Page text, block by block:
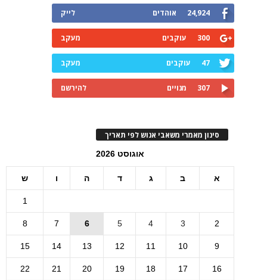
24,924 אוהדים לייק
300 עוקבים מעקב
47 עוקבים מעקב
307 מנויים להירשם
סינון מאמרי משאבי אנוש לפי תאריך
אוגוסט 2026
א ב ג ד ה ו ש
1
2
3
4
5
6
7
8
9
10
11
12
13
14
15
16
17
18
19
20
21
22